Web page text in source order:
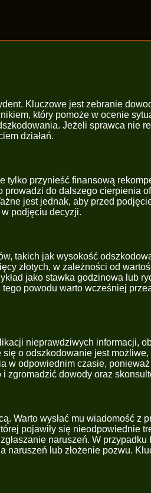
Kluczowe jest zebranie
który pomoże w ocenie
Jeżeli sprawca nie
działań.
przynieść finansową
do dalszego cierpienia
jest jednak, aby przed
podjęciu decyzji.
takich jak wysokość
złotych, w zależności od
jako stawka godzinowa lub
powodu warto wcześniej
nieprawdziwych informacji,
o odszkodowanie jest
w odpowiednim czasie,
zgromadzić dowody oraz
Warto wysłać mu wiadomość z
pojawiły się nieodpowiednie
naruszeń. W
lub złożenie pozwu.